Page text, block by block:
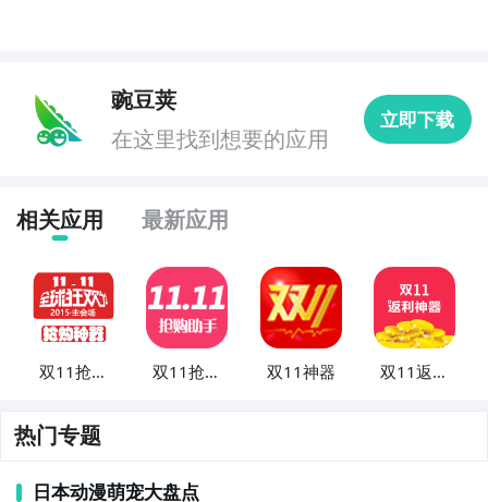
豌豆荚
在这里找到想要的应用
立即下载
相关应用 最新应用
双11抢购
双11抢购
双11神器
双11返利
热门专题
日本动漫萌宠大盘点